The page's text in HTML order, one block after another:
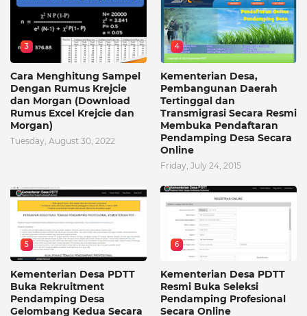
3
Cara Menghitung Sampel
Dengan Rumus Krejcie
dan Morgan (Download
Rumus Excel Krejcie dan
Morgan)
Tuesday, August 30, 2022
4
Kementerian Desa,
Pembangunan Daerah
Tertinggal dan
Transmigrasi Secara Resmi
Membuka Pendaftaran
Pendamping Desa Secara
Online
Friday, July 24, 2015
5
Kementerian Desa PDTT
Buka Rekruitment
Pendamping Desa
Gelombang Kedua Secara
6
Kementerian Desa PDTT
Resmi Buka Seleksi
Pendamping Profesional
Secara Online